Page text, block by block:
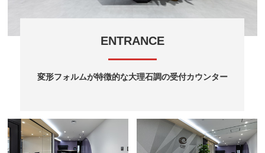
ENTRANCE
変形フォルムが特徴的な大理石調の受付カウンター